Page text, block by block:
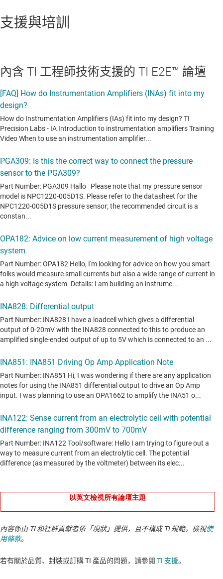
支援與培訓
內含 TI 工程師技術支援的 TI E2E™ 論壇
以英文檢視所有論壇主題
內容係由 TI 和社群貢獻者依「現狀」提供，且不構成 TI 規範。檢視使
用條款。
若有關於品質、封裝或訂購 TI 產品的問題，請參閱 TI 支援。​​​​​​​​​​​​​​